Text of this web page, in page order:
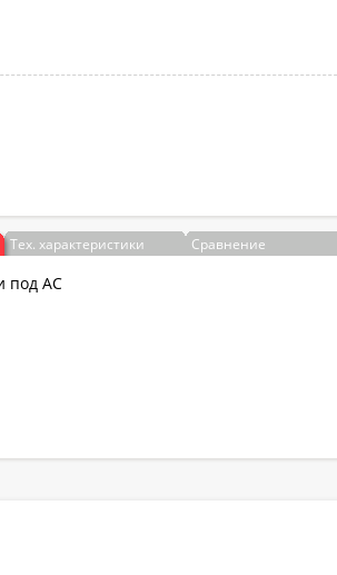
Тех. характеристики Сравнение
под АС